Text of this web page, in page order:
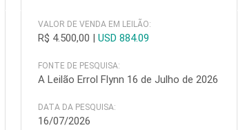
VALOR DE VENDA EM LEILÃO:
R$ 4.500,00 |USD 884.09
FONTE DE PESQUISA:
A Leilão Errol Flynn 16 de Julho de 2026
DATA DA PESQUISA:
16/07/2026